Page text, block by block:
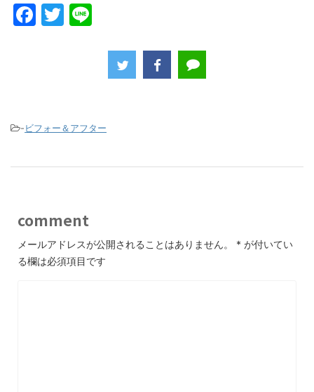
F
o
k
T
-ビフォー＆アフター
comment
メールアドレスが公開されることはありません。 * が付いてい
る欄は必須項目です